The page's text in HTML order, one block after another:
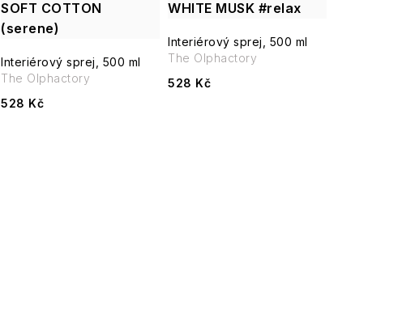
SOFT COTTON
(serene)
Interiérový sprej, 500 ml
528 Kč
The Olphactory
WHITE MUSK #relax
Interiérový sprej, 500 ml
528 Kč
The Olphactory